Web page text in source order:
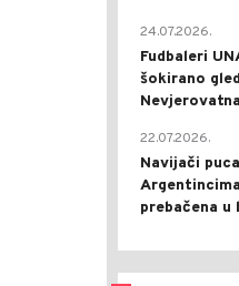
24.07.2026.
Fudbaleri
šokirano
22.07.2026.
Navijači
prebačena u